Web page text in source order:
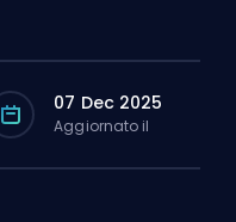
07 Dec 2025
Aggiornato il